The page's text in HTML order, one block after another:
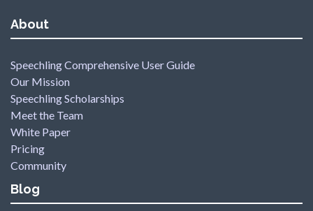
About
Speechling Comprehensive User Guide
Our Mission
Speechling Scholarships
Meet the Team
White Paper
Pricing
Community
Blog